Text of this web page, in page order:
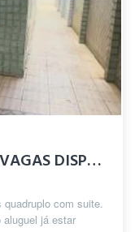
PENSIONATO DAS MARIAS - VAGAS DISPONÍVEL
com suite.
já estar